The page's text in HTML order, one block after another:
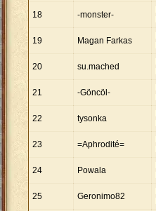
18 -monster-
19 Magan Farkas
20 su.mached
21 -Göncöl-
22 tysonka
23 =Aphrodité=
24 Powala
25 Geronimo82